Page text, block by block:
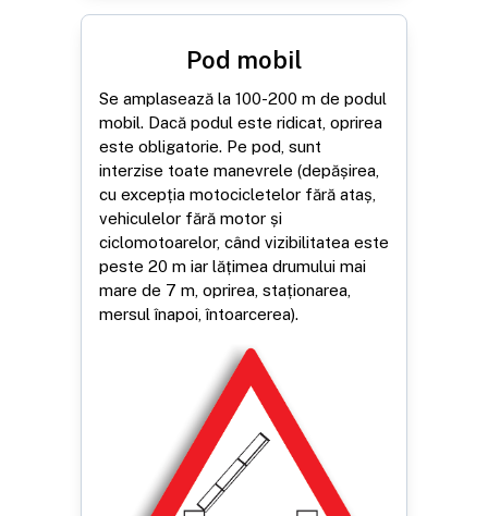
Pod mobil
Se amplasează la 100-200 m de podul
mobil. Dacă podul este ridicat, oprirea
este obligatorie. Pe pod, sunt
interzise toate manevrele (depășirea,
cu excepția motocicletelor fără ataș,
vehiculelor fără motor și
ciclomotoarelor, când vizibilitatea este
peste 20 m iar lățimea drumului mai
mare de 7 m, oprirea, staționarea,
mersul înapoi, întoarcerea).